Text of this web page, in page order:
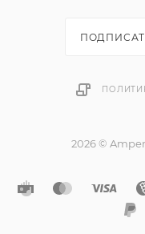
2026 ©